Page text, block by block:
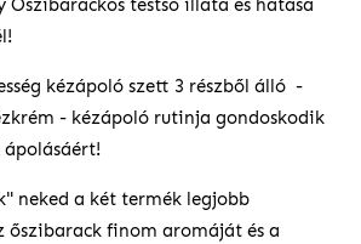
Őszibarackos testsó illata és hatása
kézápoló szett 3 részből álló -
- kézápoló rutinja gondoskodik
ápolásáért!
neked a két termék legjobb
őszibarack finom aromáját és a